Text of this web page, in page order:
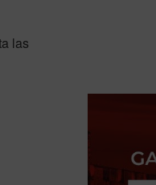
las